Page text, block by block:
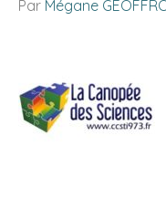
Par Mégane